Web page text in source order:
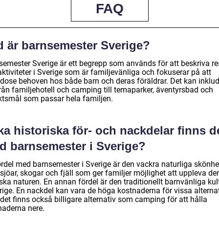
FAQ
är barnsemester Sverige?
Sverige är ett begrepp som används för att beskriva
i Sverige som är familjevänliga och fokuserar på att
behoven hos både barn och deras föräldrar. Det kan
familjehotell och camping till temaparker, äventyrsbad och
som passar hela familjen.
historiska för- och nackdelar finns
barnsemester i Sverige?
med barnsemester i Sverige är den vackra naturliga
skogar och fjäll som ger familjer möjlighet att uppleva
naturen. En annan fördel är den traditionellt barnvänliga
En nackdel kan vara de höga kostnaderna för vissa
finns också billigare alternativ som camping för att hålla
nere.